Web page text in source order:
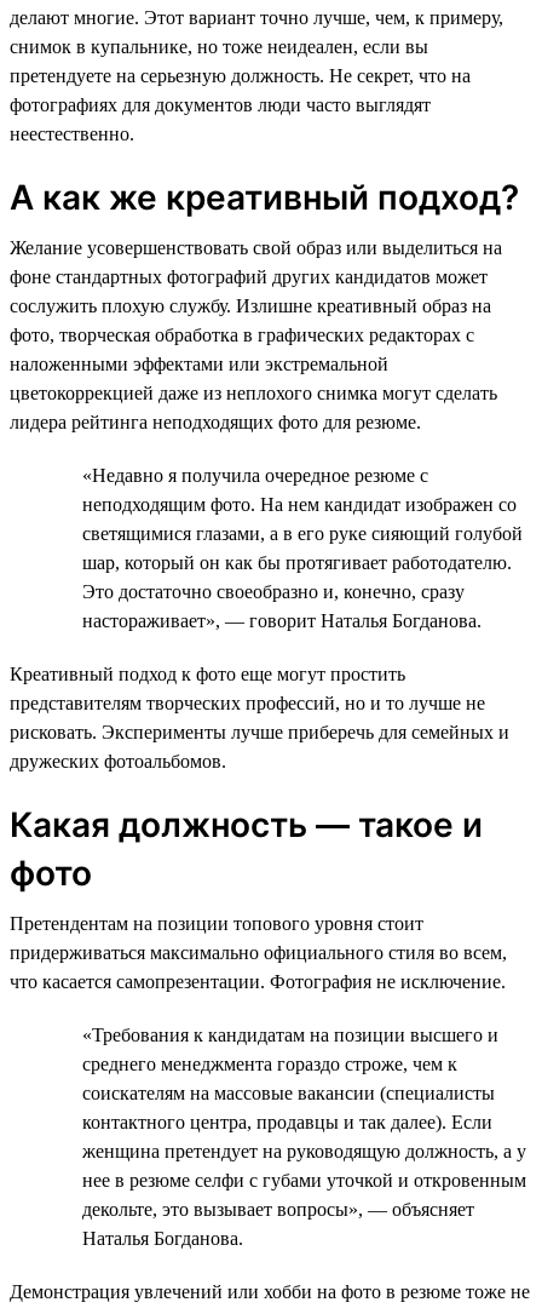
делают многие. Этот вариант точно лучше, чем, к примеру,
снимок в купальнике, но тоже неидеален, если вы
претендуете на серьезную должность. Не секрет, что на
фотографиях для документов люди часто выглядят
неестественно.
А как же креативный подход?
Желание усовершенствовать свой образ или выделиться на
фоне стандартных фотографий других кандидатов может
сослужить плохую службу. Излишне креативный образ на
фото, творческая обработка в графических редакторах с
наложенными эффектами или экстремальной
цветокоррекцией даже из неплохого снимка могут сделать
лидера рейтинга неподходящих фото для резюме.
«Недавно я получила очередное резюме с
неподходящим фото. На нем кандидат изображен со
светящимися глазами, а в его руке сияющий голубой
шар, который он как бы протягивает работодателю.
Это достаточно своеобразно и, конечно, сразу
настораживает», — говорит Наталья Богданова.
Креативный подход к фото еще могут простить
представителям творческих профессий, но и то лучше не
рисковать. Эксперименты лучше приберечь для семейных и
дружеских фотоальбомов.
Какая должность — такое и
фото
Претендентам на позиции топового уровня стоит
придерживаться максимально официального стиля во всем,
что касается самопрезентации. Фотография не исключение.
«Требования к кандидатам на позиции высшего и
среднего менеджмента гораздо строже, чем к
соискателям на массовые вакансии (специалисты
контактного центра, продавцы и так далее). Если
женщина претендует на руководящую должность, а у
нее в резюме селфи с губами уточкой и откровенным
декольте, это вызывает вопросы», — объясняет
Наталья Богданова.
Демонстрация увлечений или хобби на фото в резюме тоже не